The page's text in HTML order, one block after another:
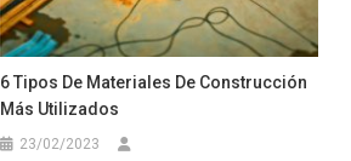
6 Tipos De Materiales De Construcción
Más Utilizados
23/02/2023